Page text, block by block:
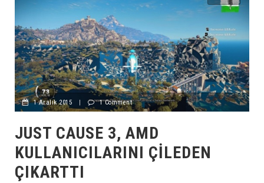
1 Aralık 2015 | 1 Comment
JUST CAUSE 3, AMD
KULLANICILARINI ÇILEDEN
ÇIKARTTI